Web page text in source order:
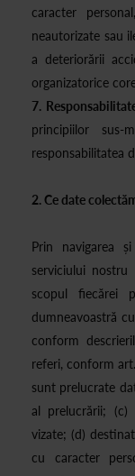
caracter
neautorizate sau
a deteriorării
organizatorice
7.
principiilor sus-
responsabilitatea
2. Ce date
Prin navigarea
serviciului
scopul fiecărei
dumneavoastră
conform
referi, conform
sunt prelucrate
al prelucrării; (c)
vizate; (d)
cu caracter